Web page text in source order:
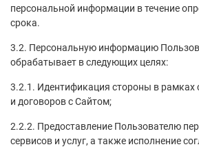
персональной информации в течение
срока.
3.2. Персональную информацию
обрабатывает в следующих целях:
3.2.1. Идентификация стороны в рамках
и договоров с Сайтом;
2.2.2. Предоставление Пользователю
сервисов и услуг, а также исполнение